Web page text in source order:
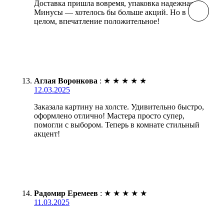
Доставка пришла вовремя, упаковка надежная.
Минусы — хотелось бы больше акций. Но в
целом, впечатление положительное!
Аглая Воронкова : ★ ★ ★ ★ ★
12.03.2025
Заказала картину на холсте. Удивительно быстро,
оформлено отлично! Мастера просто супер,
помогли с выбором. Теперь в комнате стильный
акцент!
Радомир Еремеев : ★ ★ ★ ★ ★
11.03.2025